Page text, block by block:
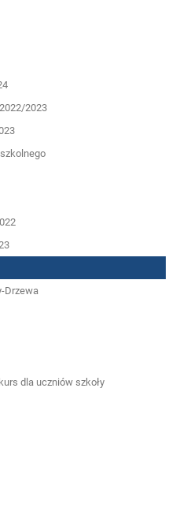
2023
Drzewa
dla uczniów szkoły